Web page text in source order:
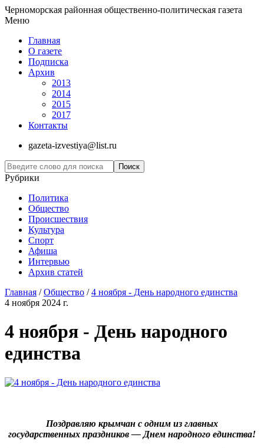
Черноморская районная общественно-политическая газета
Меню
Главная
О газете
Подписка
Архив
2013
2014
2015
2017
Контакты
gazeta-izvestiya@list.ru
Рубрики
Политика
Общество
Проиcшествия
Культура
Спорт
Афиша
Интервью
Архив статей
Главная /Общество /4 ноября - День народного единства
4 ноября 2024 г.
4 ноября - День народного
единства
Поздравляю крымчан с одним из главных
государственных праздников — Днем народного единства!